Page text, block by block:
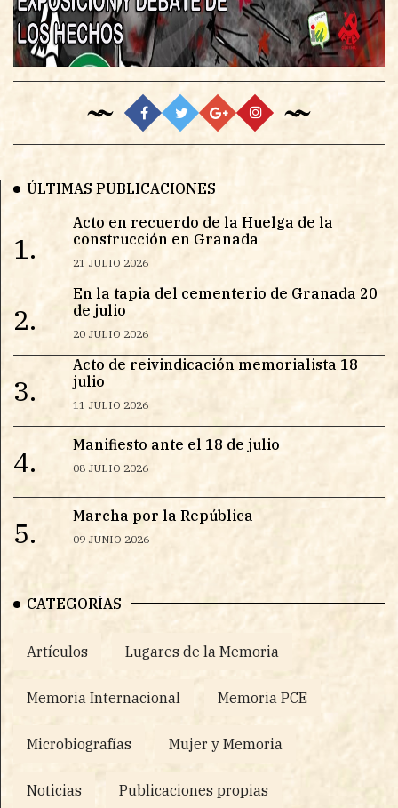
ÚLTIMAS PUBLICACIONES
1.
Acto en recuerdo de la Huelga de la
construcción en Granada
21 JULIO 2026
2.
En la tapia del cementerio de Granada 20
de julio
20 JULIO 2026
3.
Acto de reivindicación memorialista 18
julio
11 JULIO 2026
4.
Manifiesto ante el 18 de julio
08 JULIO 2026
5.
Marcha por la República
09 JUNIO 2026
CATEGORÍAS
Artículos Lugares de la Memoria
Memoria Internacional Memoria PCE
Microbiografías Mujer y Memoria
Noticias Publicaciones propias